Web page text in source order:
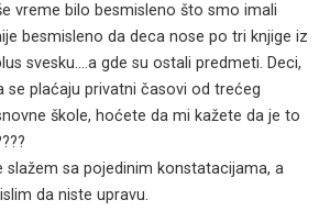
vreme bilo besmisleno što smo imali
besmisleno da deca nose po tri knjige iz
svesku….a gde su ostali predmeti. Deci,
se plaćaju privatni časovi od trećeg
škole, hoćete da mi kažete da je to
slažem sa pojedinim konstatacijama, a
da niste upravu.